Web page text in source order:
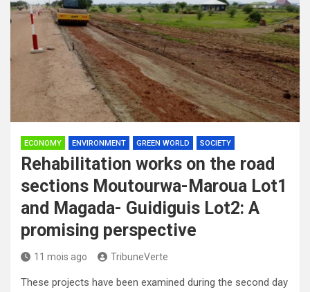
ECONOMY ENVIRONMENT GREEN WORLD SOCIETY
Rehabilitation works on the road
sections Moutourwa-Maroua Lot1
and Magada- Guidiguis Lot2: A
promising perspective
11 mois ago TribuneVerte
These projects have been examined during the second day